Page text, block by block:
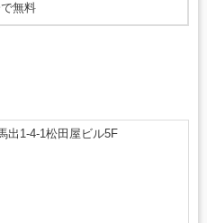
無料
出1-4-1松田屋ビル5F